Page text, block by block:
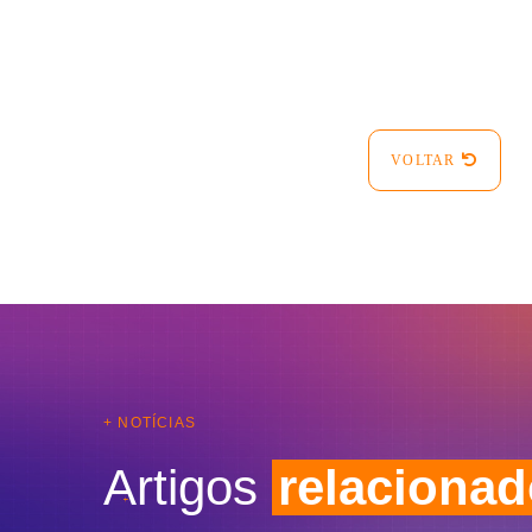
VOLTAR
+ NOTÍCIAS
Artigos